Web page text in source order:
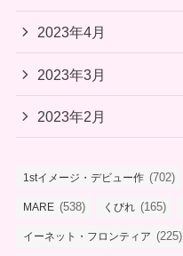
2023年4月
2023年3月
2023年2月
1stイメージ・デビュー作 (702)
MARE (538) くびれ (165)
イーネット・フロンティア (225)